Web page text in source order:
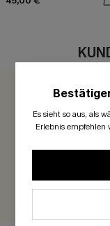
Es sieht so aus, als
Erlebnis empfehlen